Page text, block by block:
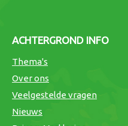
ACHTERGROND INFO
Thema's
Over ons
Veelgestelde vragen
Nieuws